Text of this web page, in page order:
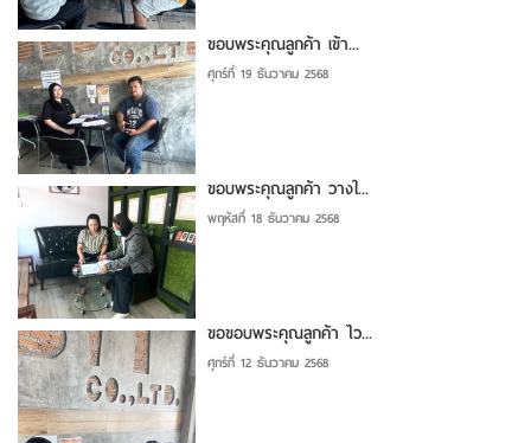
ขอบพระคุณลูกค้า เข้า...
ศุกร์ที่ 19 ธันวาคม 2568
ขอบพระคุณลูกค้า วางใ...
พฤหัสที่ 18 ธันวาคม 2568
ขอขอบพระคุณลูกค้า ไว...
ศุกร์ที่ 12 ธันวาคม 2568